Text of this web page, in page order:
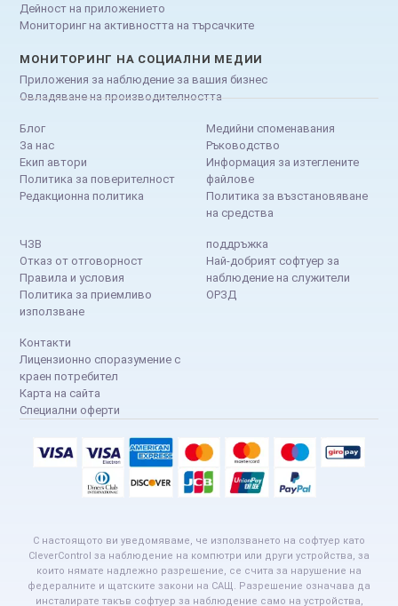
Дейност на приложението
Мониторинг на активността на търсачките
МОНИТОРИНГ НА СОЦИАЛНИ МЕДИИ
Приложения за наблюдение за вашия бизнес
Овладяване на производителността
Блог
За нас
Екип автори
Политика за поверителност
Редакционна политика
Медийни споменавания
Ръководство
Информация за изтеглените
файлове
Политика за възстановяване
на средства
ЧЗВ
Отказ от отговорност
Правила и условия
Политика за приемливо
използване
поддръжка
Най-добрият софтуер за
наблюдение на служители
ОРЗД
Контакти
Лицензионно споразумение с
краен потребител
Карта на сайта
Специални оферти
С настоящото ви уведомяваме, че използването на софтуер като
CleverControl за наблюдение на компютри или други устройства, за
които нямате надлежно разрешение, се счита за нарушение на
федералните и щатските закони на САЩ. Разрешение означава да
инсталирате такъв софтуер за наблюдение само на устройства,